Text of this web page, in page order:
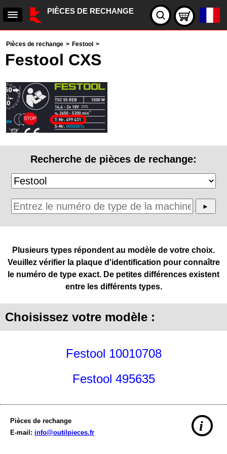
PIÈCES DE RECHANGE
Pièces de rechange > Festool >
Festool CXS
Recherche de pièces de rechange:
Plusieurs types répondent au modèle de votre choix.
Veuillez vérifier la plaque d'identification pour connaître
le numéro de type exact. De petites différences existent
entre les différents types.
Choisissez votre modèle :
Festool 10010708
Festool 495635
Pièces de rechange
E-mail: info@outilpieces.fr i